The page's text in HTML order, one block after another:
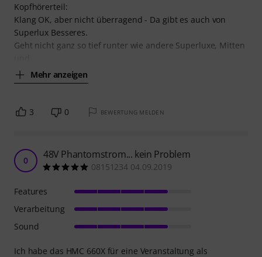
Kopfhörerteil:
Klang OK, aber nicht überragend - Da gibt es auch von
Superlux Besseres.
Geht nicht ganz so tief runter wie andere Superluxe, Mitten
Mehr anzeigen
3 0 BEWERTUNG MELDEN
0 48V Phantomstrom... kein Problem
08151234 04.09.2019
Ich habe das HMC 660X für eine Veranstaltung als
Features
Verarbeitung
Sound